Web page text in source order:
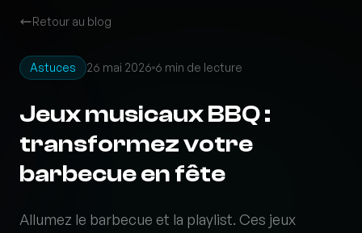
Retour au blog
Astuces 26 mai 2026 6 min de lecture
Jeux musicaux BBQ :
transformez votre
barbecue en fête
Allumez le barbecue et la playlist. Ces jeux